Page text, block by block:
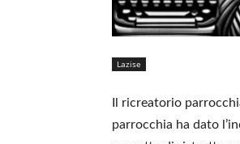
Lazise
Il ricreatorio
parrocchia ha dato